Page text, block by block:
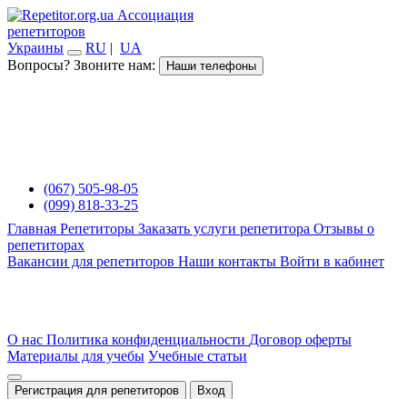
Ассоциация
репетиторов
Украины
RU | UA
Вопросы? Звоните нам:
Наши телефоны
(067) 505-98-05
(099) 818-33-25
Главная Репетиторы Заказать услуги репетитора Отзывы о
репетиторах
Вакансии для репетиторов Наши контакты Войти в кабинет
О нас Политика конфиденциальности Договор оферты
Материалы для учебы Учебные статьи
Регистрация для репетиторов Вход